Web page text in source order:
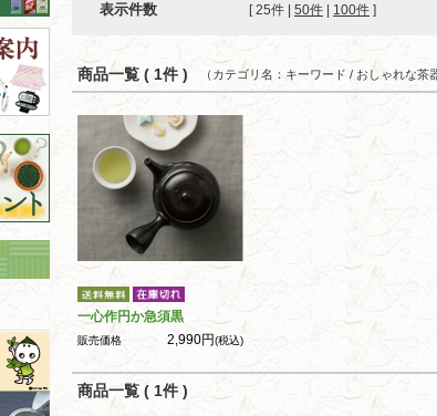
表示件数 [ 25件 50件 100件 ]
商品一覧 ( 1件 ) （カテゴリ名：キーワード / おしゃれな茶
一心作円か急須黒
販売価格 2,990円(税込)
商品一覧 ( 1件 )